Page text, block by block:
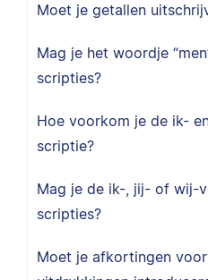
Moet je getallen
Mag je het woordje
scripties?
Hoe voorkom je de ik-
scriptie?
Mag je de ik-, jij- of wij-
scripties?
Moet je afkortingen